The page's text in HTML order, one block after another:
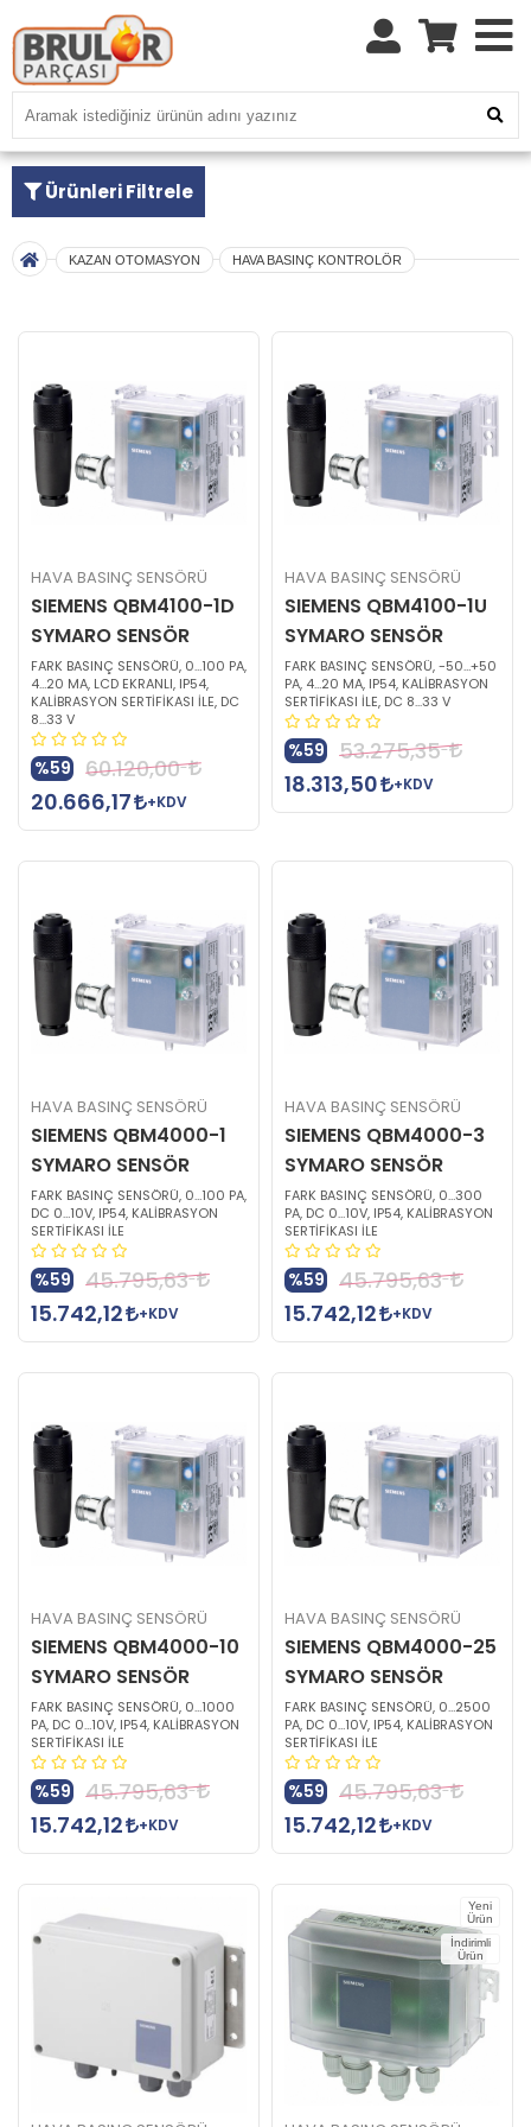
Ürünleri Filtrele
KAZAN OTOMASYON HAVA BASINÇ KONTROLÖR
HAVA BASINÇ SENSÖRÜ
SIEMENS QBM4100-1D
SYMARO SENSÖR
FARK BASINÇ SENSÖRÜ, 0…100 PA,
4…20 MA, LCD EKRANLI, IP54,
KALİBRASYON SERTİFİKASI İLE, DC
8...33 V
%59
60.120,00
20.666,17
+KDV
HAVA BASINÇ SENSÖRÜ
SIEMENS QBM4100-1U
SYMARO SENSÖR
FARK BASINÇ SENSÖRÜ, -50…+50
PA, 4…20 MA, IP54, KALİBRASYON
SERTİFİKASI İLE, DC 8...33 V
%59
53.275,35
18.313,50
+KDV
HAVA BASINÇ SENSÖRÜ
SIEMENS QBM4000-1
SYMARO SENSÖR
FARK BASINÇ SENSÖRÜ, 0…100 PA,
DC 0…10V, IP54, KALİBRASYON
SERTİFİKASI İLE
%59
45.795,63
15.742,12
+KDV
HAVA BASINÇ SENSÖRÜ
SIEMENS QBM4000-3
SYMARO SENSÖR
FARK BASINÇ SENSÖRÜ, 0…300
PA, DC 0…10V, IP54, KALİBRASYON
SERTİFİKASI İLE
%59
45.795,63
15.742,12
+KDV
HAVA BASINÇ SENSÖRÜ
SIEMENS QBM4000-10
SYMARO SENSÖR
FARK BASINÇ SENSÖRÜ, 0…1000
PA, DC 0…10V, IP54, KALİBRASYON
SERTİFİKASI İLE
%59
45.795,63
15.742,12
+KDV
HAVA BASINÇ SENSÖRÜ
SIEMENS QBM4000-25
SYMARO SENSÖR
FARK BASINÇ SENSÖRÜ, 0…2500
PA, DC 0…10V, IP54, KALİBRASYON
SERTİFİKASI İLE
%59
45.795,63
15.742,12
+KDV
Yeni
Ürün
İndirimli
Ürün